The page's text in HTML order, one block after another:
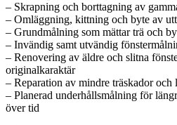
– Skrapning och borttagning av
– Omläggning, kittning och byte av
– Grundmålning som mättar trä och
– Invändig samt utvändig
– Renovering av äldre och slitna
originalkaraktär
– Reparation av mindre träskador och
– Planerad underhållsmålning för
över tid